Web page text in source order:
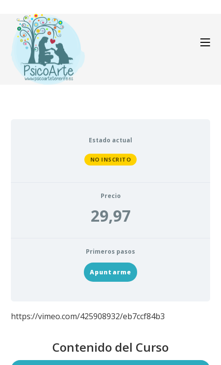
Estado actual
NO INSCRITO
Precio
29,97
Primeros pasos
Apuntarme
https://vimeo.com/425908932/eb7ccf84b3
Contenido del Curso